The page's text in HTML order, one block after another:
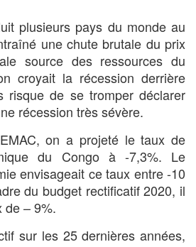
plusieurs pays du monde au
une chute brutale du prix
source des ressources du
croyait la récession derrière
risque de se tromper déclarer
récession très sévère.
on a projeté le taux de
du Congo à -7,3%. Le
envisageait ce taux entre -10
du budget rectificatif 2020, il
de – 9%.
sur les 25 dernières années,